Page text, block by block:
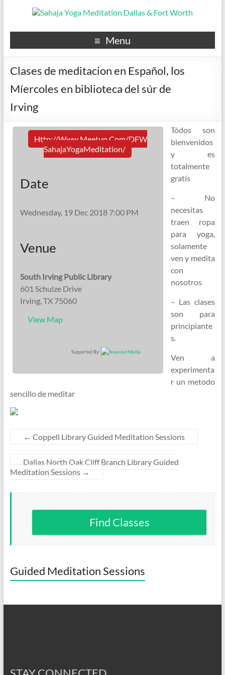
Menu
Clases de meditacion en Español, los
Míercoles en biblioteca del súr de
Irving
Http://www.meetup.com/DFW
SahajaYogaMeditation/
Date
Wednesday, 19 Dec 2018 7:00 PM
Venue
South Irving Public Library
601 Schulze Drive
Irving, TX 75060
View Map
Supported By:
Tódos son
bienvenidos
y es
totalmente
gratís
– No
necesitas
traen ropa
para yoga,
solamente
ven y medita
con
nosotros
– Las clases
son para
principiante
s.
Ven a
experimenta
r un metodo
sencillo de meditar
← Coppell Library Guided Meditation Sessions
Dallas North Oak Cliff Branch Library Guided
Meditation Sessions →
Find Classes
Guided Meditation Sessions